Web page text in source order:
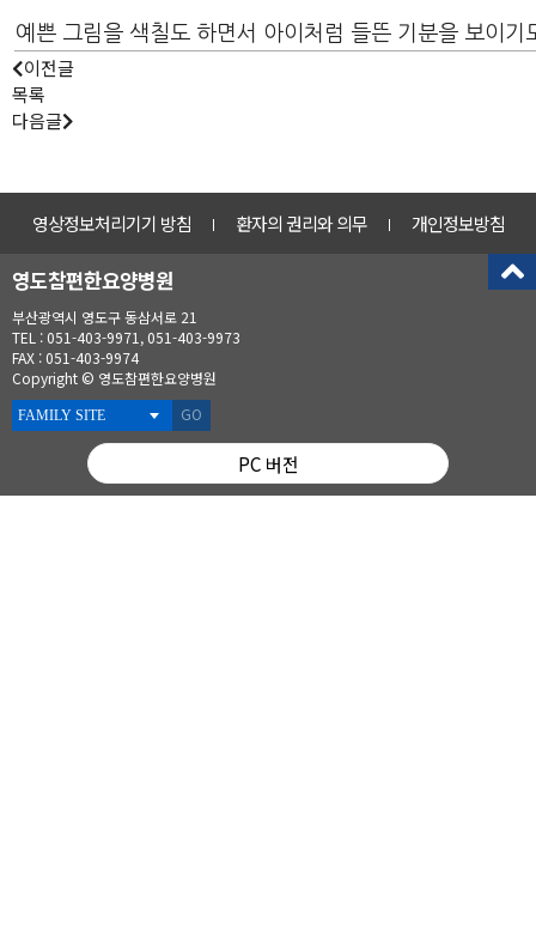
예쁜 그림을 색칠도 하면서 아이처럼 들뜬 기분을 보이
이전글
목록
다음글
영상정보처리기기 방침 환자의 권리와 의무 개인정보방침
영도참편한요양병원
부산광역시 영도구 동삼서로 21
TEL : 051-403-9971, 051-403-9973
FAX : 051-403-9974
Copyright © 영도참편한요양병원
GO
PC 버전